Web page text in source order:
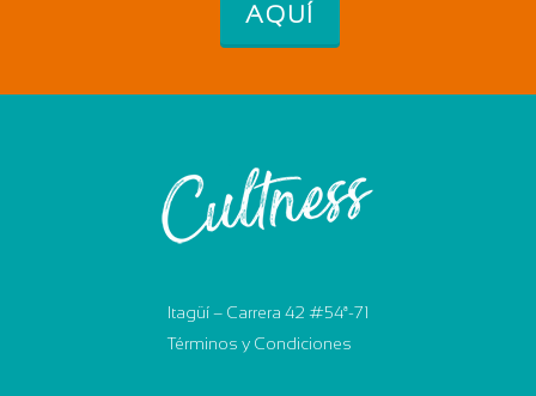
AQUÍ
Itagüí – Carrera 42 #54ª-71
Términos y Condiciones